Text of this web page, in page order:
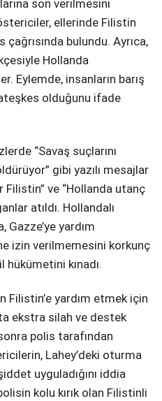
Instagram
Youtube
son verilmesini
ellerinde Filistin
çağrısında bulundu. Ayrıca,
Hollanda
Eylemde, insanların barış
olduğunu ifade
“Savaş suçlarını
gibi yazılı mesajlar
Filistin” ve “Hollanda utanç
atıldı. Hollandalı
yardım
izin verilmemesini korkunç
hükümetini kınadı.
Filistin’e yardım etmek için
ekstra silah ve destek
polis tarafından
Lahey’deki oturma
uyguladığını iddia
kolu kırık olan Filistinli